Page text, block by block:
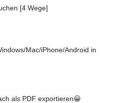
[4 Wege]
Mac/iPhone/Android in
als PDF exportieren😀